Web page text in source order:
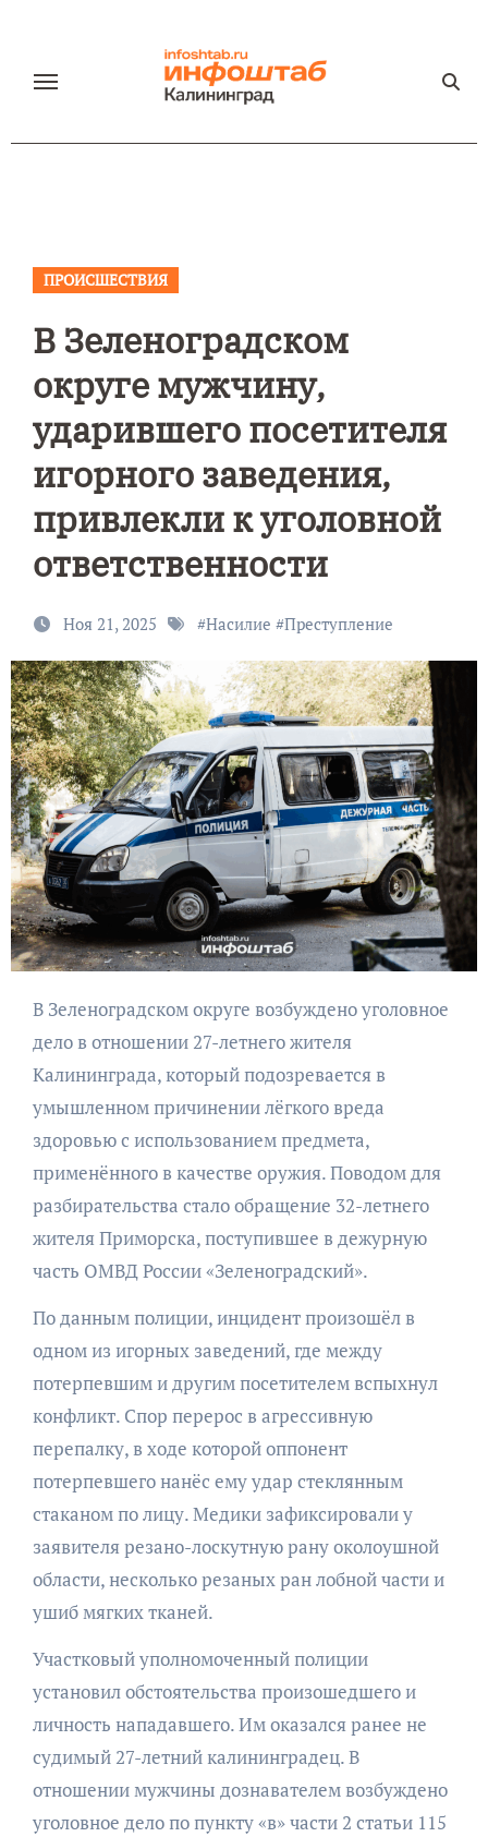
содержанию
ПРОИСШЕСТВИЯ
В Зеленоградском
округе мужчину,
ударившего посетителя
игорного заведения,
привлекли к уголовной
ответственности
Ноя 21, 2025 #Насилие #Преступление
В Зеленоградском округе возбуждено уголовное
дело в отношении 27-летнего жителя
Калининграда, который подозревается в
умышленном причинении лёгкого вреда
здоровью с использованием предмета,
применённого в качестве оружия. Поводом для
разбирательства стало обращение 32-летнего
жителя Приморска, поступившее в дежурную
часть ОМВД России «Зеленоградский».
По данным полиции, инцидент произошёл в
одном из игорных заведений, где между
потерпевшим и другим посетителем вспыхнул
конфликт. Спор перерос в агрессивную
перепалку, в ходе которой оппонент
потерпевшего нанёс ему удар стеклянным
стаканом по лицу. Медики зафиксировали у
заявителя резано-лоскутную рану околоушной
области, несколько резаных ран лобной части и
ушиб мягких тканей.
Участковый уполномоченный полиции
установил обстоятельства произошедшего и
личность нападавшего. Им оказался ранее не
судимый 27-летний калининградец. В
отношении мужчины дознавателем возбуждено
уголовное дело по пункту «в» части 2 статьи 115